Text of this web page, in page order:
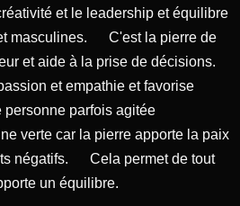
et le leadership et équilibre
masculines. C'est la pierre de
et aide à la prise de décisions.
et empathie et favorise
parfois agitée
verte car la pierre apporte la paix
négatifs. Cela permet de tout
un équilibre.